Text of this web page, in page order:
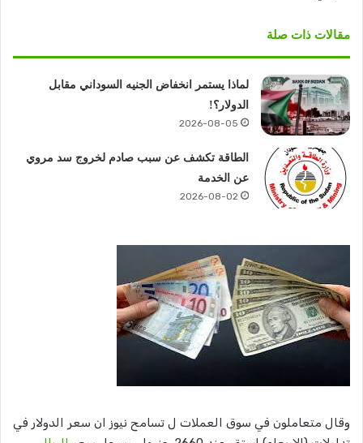
مقالات ذات صلة
لماذا يستمر انخفاض الجنيه السوداني مقابل
الدولار؟!
2026-08-05
الطاقة تكشف عن سبب صادم لخروج سد مروي
عن الخدمة
2026-08-02
وقال متعاملون في سوق العملات ل تسامح نيوز ان سعر الدولار في